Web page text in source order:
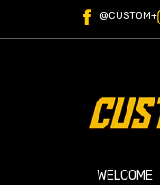
@CUSTOM+
WELCOME